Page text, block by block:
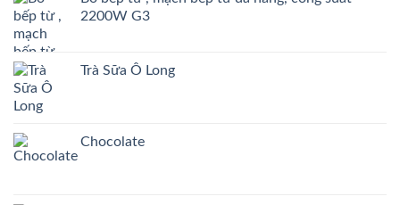
2200W G3
Trà Sữa Ô Long
Chocolate